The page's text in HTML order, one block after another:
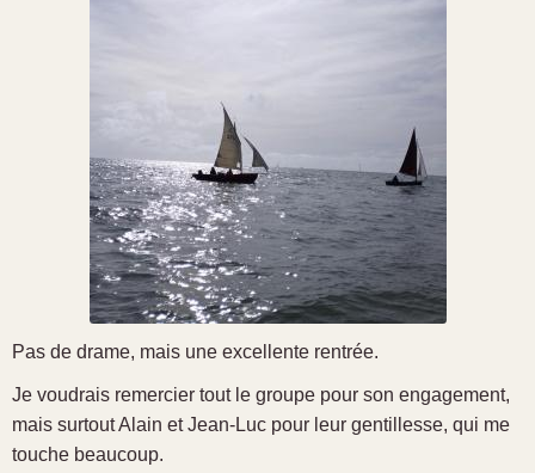
Pas de drame, mais une excellente rentrée.
Je voudrais remercier tout le groupe pour son engagement,
mais surtout Alain et Jean-Luc pour leur gentillesse, qui me
touche beaucoup.